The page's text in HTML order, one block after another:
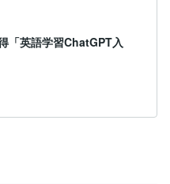
「英語学習ChatGPT入